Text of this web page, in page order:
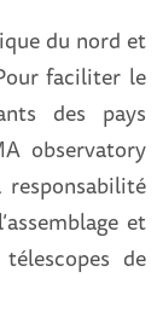
du nord et
faciliter le
des pays
observatory
et
de